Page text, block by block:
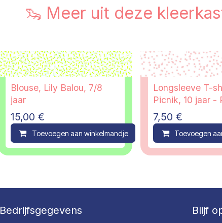
🦦 Meer uit deze
Compare
Blouse, Lily Balou, 7/8
jaar
15,00 €
Toevoegen aan winkelmandje Compare
Longsleeve T-
Picnik, 10 jaar -
7,50 €
Toevoegen
Bedrijfsgegevens Blijf